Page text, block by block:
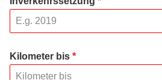
Kilometer bis *